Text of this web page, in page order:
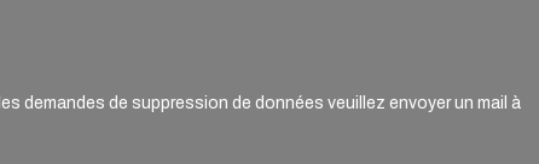
demandes de suppression de données veuillez envoyer un mail à